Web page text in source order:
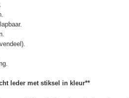
leder met stiksel in kleur**